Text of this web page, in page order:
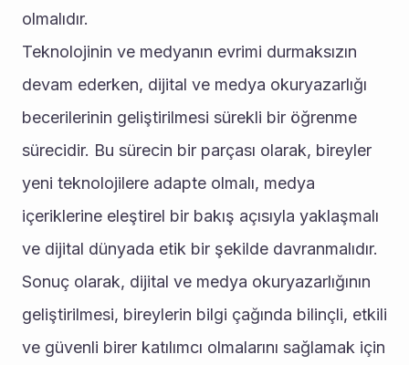
olmalıdır.
Teknolojinin ve medyanın evrimi durmaksızın
devam ederken, dijital ve medya okuryazarlığı
becerilerinin geliştirilmesi sürekli bir öğrenme
sürecidir. Bu sürecin bir parçası olarak, bireyler
yeni teknolojilere adapte olmalı, medya
içeriklerine eleştirel bir bakış açısıyla yaklaşmalı
ve dijital dünyada etik bir şekilde davranmalıdır.
Sonuç olarak, dijital ve medya okuryazarlığının
geliştirilmesi, bireylerin bilgi çağında bilinçli, etkili
ve güvenli birer katılımcı olmalarını sağlamak için